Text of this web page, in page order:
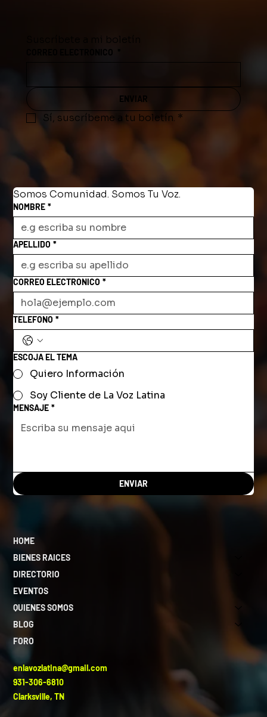
Suscríbete a mi boletín
CORREO ELECTRONICO
ENVIAR
Sí, suscríbeme a tu boletín. *
Somos Comunidad. Somos Tu Voz.
NOMBRE *
APELLIDO *
CORREO ELECTRONICO *
TELEFONO *
ESCOJA EL TEMA
Quiero Información
Soy Cliente de La Voz Latina
MENSAJE *
ENVIAR
HOME
BIENES RAICES
DIRECTORIO
EVENTOS
QUIENES SOMOS
BLOG
FORO
enlavozlatina@gmail.com
931-306-6810
Clarksville, TN